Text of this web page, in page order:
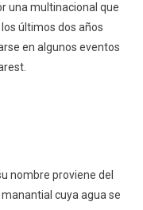
una multinacional que
últimos dos años
en algunos eventos
nombre proviene del
cuya agua se